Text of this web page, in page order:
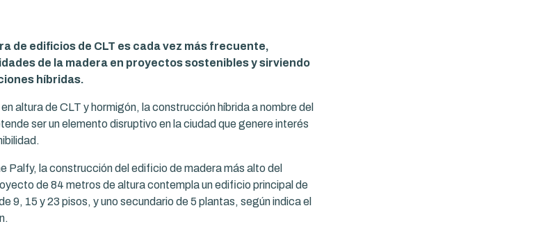
de edificios de CLT es cada vez más frecuente,
de la madera en proyectos sostenibles y sirviendo
híbridas.
altura de CLT y hormigón, la construcción híbrida a nombre del
ser un elemento disruptivo en la ciudad que genere interés
Palfy, la construcción del edificio de madera más alto del
de 84 metros de altura contempla un edificio principal de
9, 15 y 23 pisos, y uno secundario de 5 plantas, según indica el